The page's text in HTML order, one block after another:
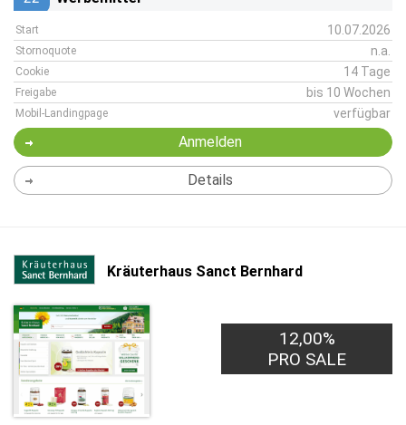
Start 10.07.2026
Stornoquote n.a.
Cookie 14 Tage
Freigabe bis 10 Wochen
Mobil-Landingpage verfügbar
Anmelden
Details
Kräuterhaus Sanct Bernhard
12,00%
PRO SALE